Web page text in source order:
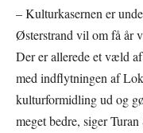
– Kulturkasernen er
Østerstrand vil om få år
Der er allerede et væld
med indflytningen af
kulturformidling ud og
meget bedre, siger